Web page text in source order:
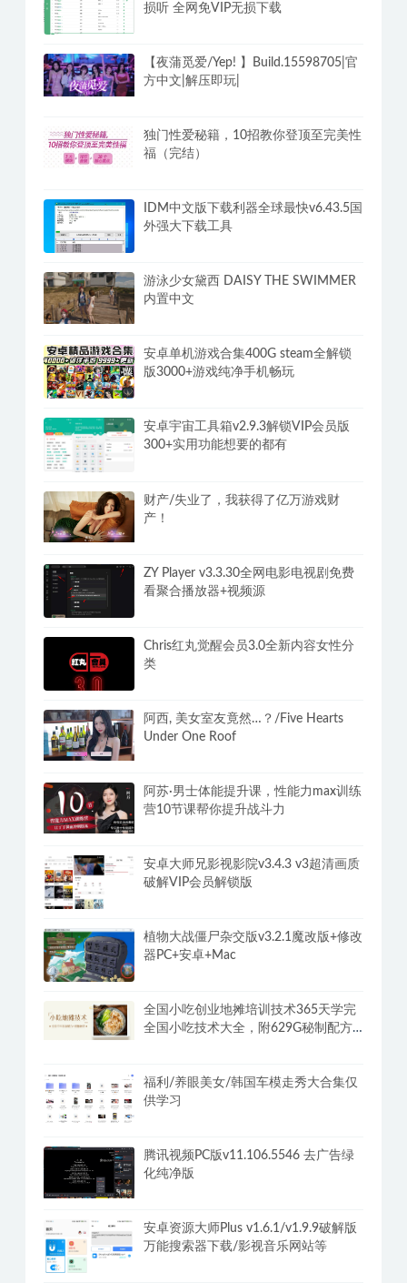
损听 全网免VIP无损下载
【夜蒲觅爱/Yep! 】Build.15598705|官
方中文|解压即玩|
独门性爱秘籍，10招教你登顶至完美性
福（完结）
IDM中文版下载利器全球最快v6.43.5国
外强大下载工具
游泳少女黛西 DAISY THE SWIMMER
内置中文
安卓单机游戏合集400G steam全解锁
版3000+游戏纯净手机畅玩
安卓宇宙工具箱v2.9.3解锁VIP会员版
300+实用功能想要的都有
财产/失业了，我获得了亿万游戏财
产！
ZY Player v3.3.30全网电影电视剧免费
看聚合播放器+视频源
Chris红丸觉醒会员3.0全新内容女性分
类
阿西, 美女室友竟然…？/Five Hearts
Under One Roof
阿苏·男士体能提升课，性能力max训练
营10节课帮你提升战斗力
安卓大师兄影视影院v3.4.3 v3超清画质
破解VIP会员解锁版
植物大战僵尸杂交版v3.2.1魔改版+修改
器PC+安卓+Mac
全国小吃创业地摊培训技术365天学完
全国小吃技术大全，附629G秘制配方
福利/养眼美女/韩国车模走秀大合集仅
供学习
腾讯视频PC版v11.106.5546 去广告绿
化纯净版
安卓资源大师Plus v1.6.1/v1.9.9破解版
万能搜索器下载/影视音乐网站等